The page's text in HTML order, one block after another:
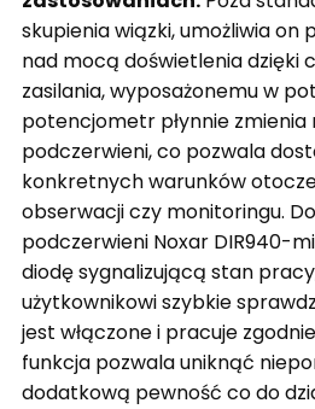
skupienia wiązki, umożliwia
nad mocą doświetlenia dzięki
zasilania, wyposażonemu w
potencjometr płynnie
podczerwieni, co pozwala
konkretnych warunków
obserwacji czy monitoringu.
podczerwieni Noxar DIR940-
diodę sygnalizującą stan
użytkownikowi szybkie
jest włączone i pracuje
funkcja pozwala uniknąć
dodatkową pewność co do